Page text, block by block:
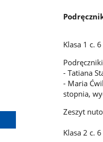
Klasa 1 c. 6
- Tatiana
- Maria
stopnia,
Zeszyt
Klasa 2 c. 6